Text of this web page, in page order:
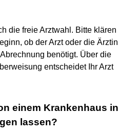
die freie Arztwahl. Bitte klären
ob der Arzt oder die Ärztin
benötigt. Über die
entscheidet Ihr Arzt
einem Krankenhaus in
lassen?